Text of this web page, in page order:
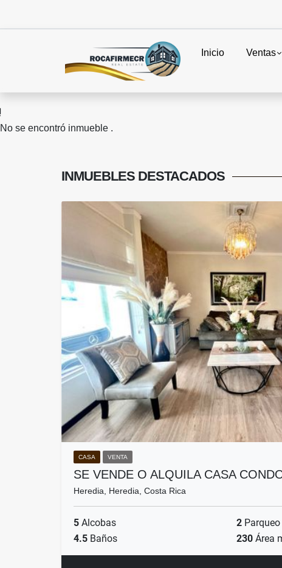
Inicio Ventas
No se encontró inmueble .
INMUEBLES DESTACADOS
CASA VENTA
SE VENDE O ALQUILA CASA
Heredia, Heredia, Costa Rica
5 Alcobas 2 Parqueo
4.5 Baños 230 Área